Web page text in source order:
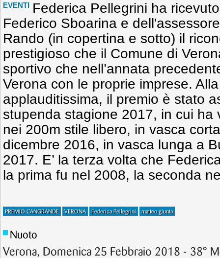
EVENTI Federica Pellegrini ha
Federico Sboarina e
Rando (in copertina e sotto) il
prestigioso che il Comune di
sportivo che nell’annata
Verona con le proprie imprese.
applauditissima, il premio è stato
stupenda stagione 2017, in cui ha
nei 200m stile libero, in vasca
dicembre 2016, in vasca lunga a
2017. E’ la terza volta che
la prima fu nel 2008, la seconda
PREMIO CANGRANDE VERONA Federica Pellegrini matteo giunta
Nuoto
Verona, Domenica 25 Febbraio 2018 - 38°